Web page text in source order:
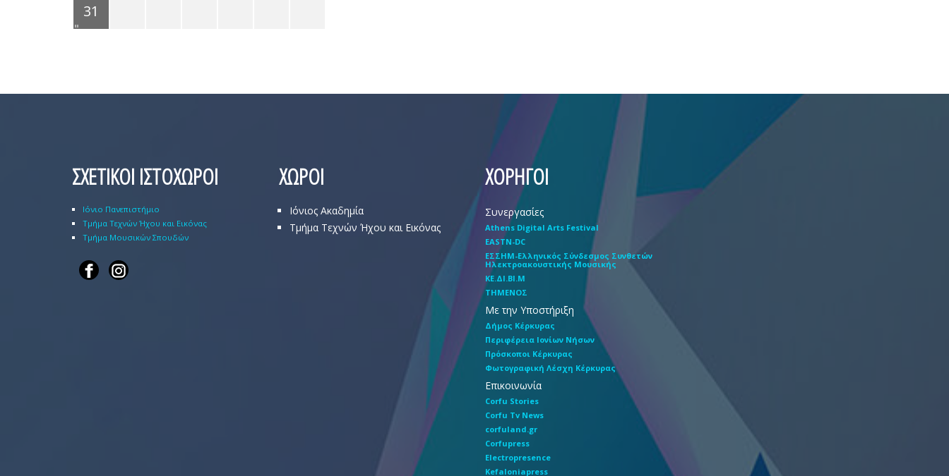
31
ΣΧΕΤΙΚΟΙ ΙΣΤΟΧΩΡΟΙ
Ιόνιο Πανεπιστήμιο
Τμήμα Τεχνών Ήχου και Εικόνας
Τμήμα Μουσικών Σπουδών
ΧΩΡΟΙ
Ιόνιος Ακαδημία
Τμήμα Τεχνών Ήχου και Εικόνας
ΧΟΡΗΓΟΙ
Συνεργασίες
Athens Digital Arts Festival
EASTN-DC
EΣΣHM-Eλληνικός Σύνδεσμος Συνθετών
Hλεκτροακουστικής Mουσικής
ΚΕ.ΔΙ.ΒΙ.Μ
ΤΗΜΕΝΟΣ
Με την Υποστήριξη
Δήμος Κέρκυρας
Περιφέρεια Ιονίων Νήσων
Πρόσκοποι Κέρκυρας
Φωτογραφική Λέσχη Κέρκυρας
Επικοινωνία
Corfu Stories
Corfu Tv News
corfuland.gr
Corfupress
Electropresence
Kefaloniapress